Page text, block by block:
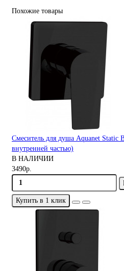
Похожие товары
Смеситель для душа Aquanet Static
внутренней частью)
В НАЛИЧИИ
3490р.
Купить в 1 клик